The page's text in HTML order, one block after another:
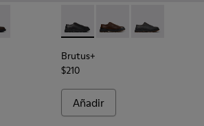
- Botines de piel negros para hombre.
007
- K300493-006 - Botines marrones de
Brutus+ - K101066-001 -
Brutus+ - K101066-
Brutus+ -
Brutus+
$210
Añadir